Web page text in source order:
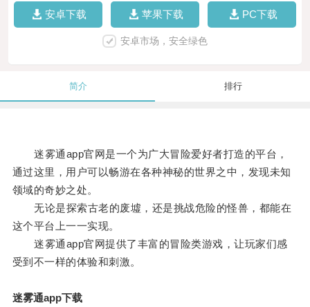
安卓下载 苹果下载 PC下载
安卓市场，安全绿色
简介 排行
迷雾通app官网是一个为广大冒险爱好者打造的平台，
通过这里，用户可以畅游在各种神秘的世界之中，发现未知
领域的奇妙之处。
无论是探索古老的废墟，还是挑战危险的怪兽，都能在
这个平台上一一实现。
迷雾通app官网提供了丰富的冒险类游戏，让玩家们感
受到不一样的体验和刺激。
迷雾通app下载